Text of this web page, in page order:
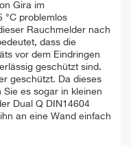
Gira im
°C problemlos
Rauchmelder nach
dass die
vor dem Eindringen
geschützt sind.
geschützt. Da dieses
Sie es sogar in kleinen
Dual Q DIN14604
an eine Wand einfach